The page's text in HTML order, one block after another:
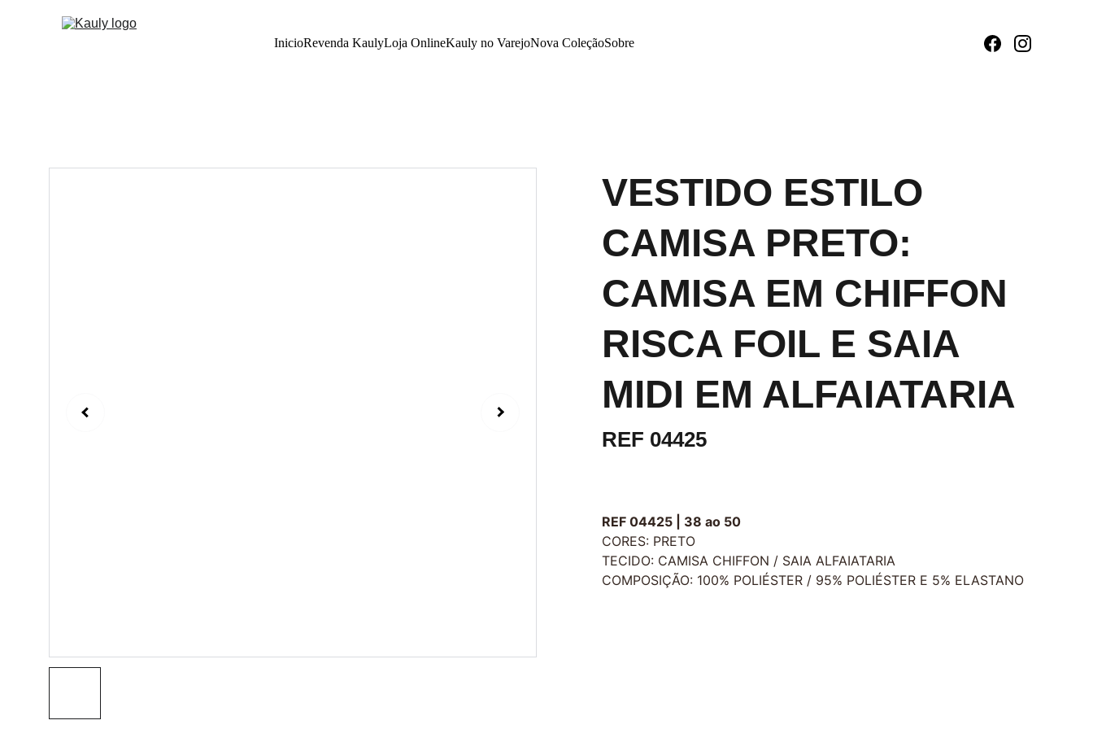
InicioRevenda KaulyLoja OnlineKauly no VarejoNova ColeçãoSobre
VESTIDO ESTILO
CAMISA PRETO:
CAMISA EM CHIFFON
RISCA FOIL E SAIA
MIDI EM ALFAIATARIA
REF 04425
REF 04425 | 38 ao 50
CORES: PRETO
TECIDO: CAMISA CHIFFON / SAIA ALFAIATARIA
COMPOSIÇÃO: 100% POLIÉSTER / 95% POLIÉSTER E 5% ELASTANO